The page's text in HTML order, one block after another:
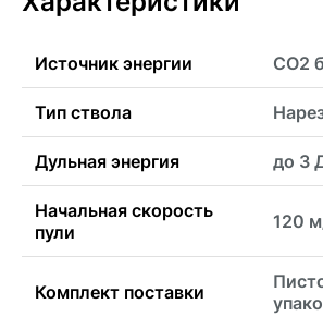
Источник энергии CO2
Тип ствола
Дульная энергия до 3
Начальная скорость
пули
120
Комплект поставки